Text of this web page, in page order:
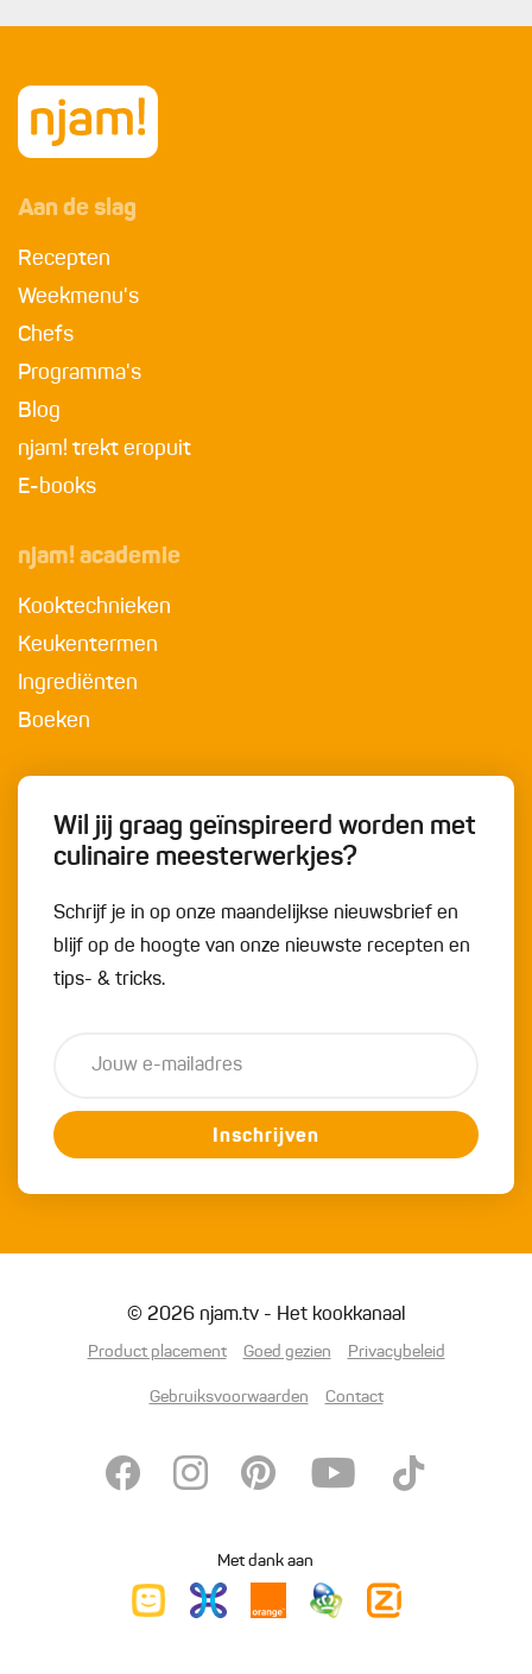
Aan de slag
Recepten
Weekmenu's
Chefs
Programma's
Blog
njam! trekt eropuit
E-books
njam! academie
Kooktechnieken
Keukentermen
Ingrediënten
Boeken
Wil jij graag geïnspireerd worden met
culinaire meesterwerkjes?
Schrijf je in op onze maandelijkse nieuwsbrief en
blijf op de hoogte van onze nieuwste recepten en
tips- & tricks.
Inschrijven
© 2026 njam.tv - Het kookkanaal
Product placement Goed gezien Privacybeleid
Gebruiksvoorwaarden Contact
Met dank aan